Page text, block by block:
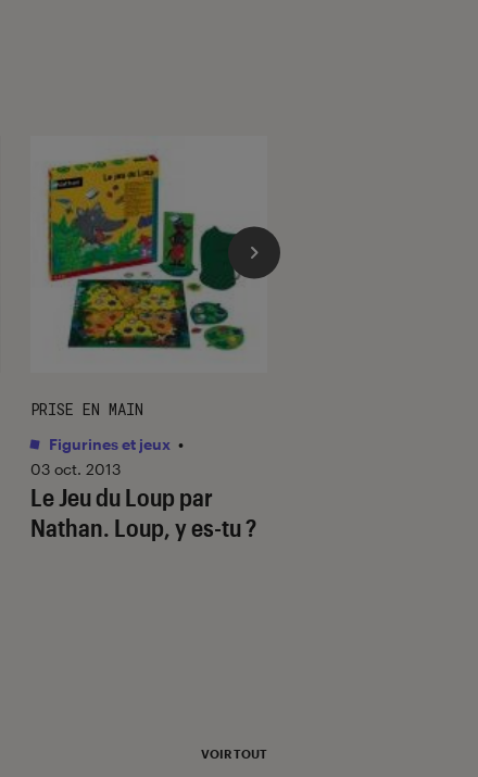
Le Jeu du Loup par
Nathan. Loup, y es-tu ?
PRISE EN MAIN
Figurines et jeux •
03 oct. 2013
VOIR TOUT